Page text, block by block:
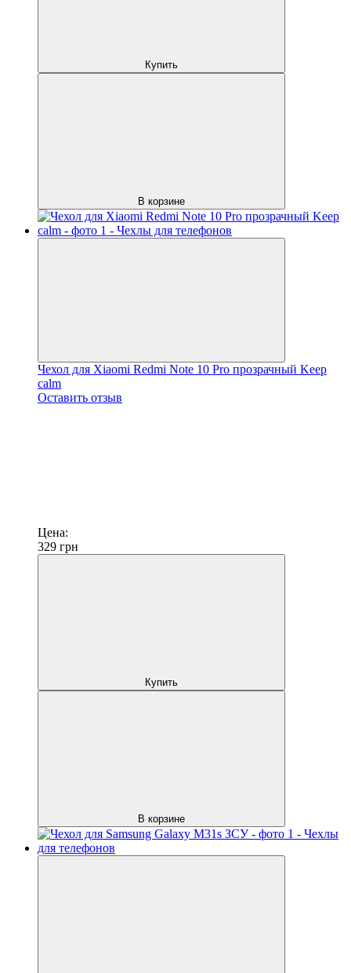
Купить
В корзине
Чехол для Xiaomi Redmi Note 10 Pro прозрачный Keep
calm
Оставить отзыв
Цена:
329 грн
Купить
В корзине